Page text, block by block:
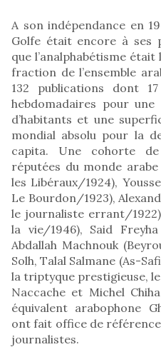
A son indépendance en
Golfe était encore à ses
que l’analphabétisme
fraction de l’ensemble
132 publications dont
hebdomadaires pour
d’habitants et une
mondial absolu pour la
capita. Une cohorte
réputées du monde
les Libéraux/1924),
Le Bourdon/1923),
le journaliste errant/
la vie/1946), Said Freyha
Abdallah Machnouk
Solh, Talal Salmane (As-
la triptyque prestigieuse,
Naccache et Michel
équivalent arabophone
ont fait office de
journalistes.